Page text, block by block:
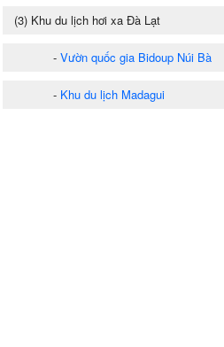
(3) Khu du lịch hơi xa Đà Lạt
- Vườn quốc gia Bidoup Núi Bà
- Khu du lịch Madagui